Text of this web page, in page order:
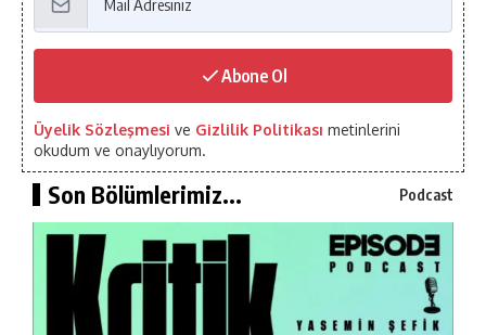
Abone Ol
Üyelik Sözleşmesi ve Gizlilik Politikası metinlerini
okudum ve onaylıyorum.
Son Bölümlerimiz... Podcast